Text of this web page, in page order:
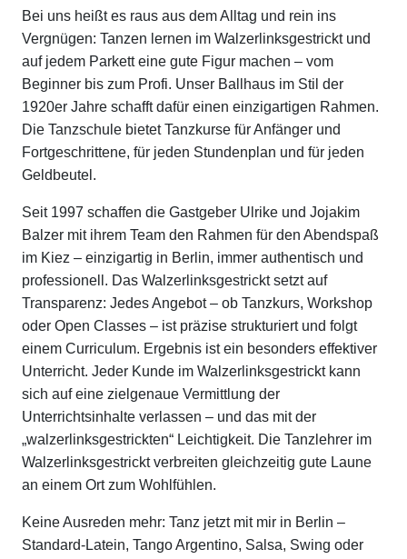
Bei uns heißt es raus aus dem Alltag und rein ins
Vergnügen: Tanzen lernen im Walzerlinksgestrickt und
auf jedem Parkett eine gute Figur machen – vom
Beginner bis zum Profi. Unser Ballhaus im Stil der
1920er Jahre schafft dafür einen einzigartigen Rahmen.
Die Tanzschule bietet Tanzkurse für Anfänger und
Fortgeschrittene, für jeden Stundenplan und für jeden
Geldbeutel.
Seit 1997 schaffen die Gastgeber Ulrike und Jojakim
Balzer mit ihrem Team den Rahmen für den Abendspaß
im Kiez – einzigartig in Berlin, immer authentisch und
professionell. Das Walzerlinksgestrickt setzt auf
Transparenz: Jedes Angebot – ob Tanzkurs, Workshop
oder Open Classes – ist präzise strukturiert und folgt
einem Curriculum. Ergebnis ist ein besonders effektiver
Unterricht. Jeder Kunde im Walzerlinksgestrickt kann
sich auf eine zielgenaue Vermittlung der
Unterrichtsinhalte verlassen – und das mit der
„walzerlinksgestrickten“ Leichtigkeit. Die Tanzlehrer im
Walzerlinksgestrickt verbreiten gleichzeitig gute Laune
an einem Ort zum Wohlfühlen.
Keine Ausreden mehr: Tanz jetzt mit mir in Berlin –
Standard-Latein, Tango Argentino, Salsa, Swing oder